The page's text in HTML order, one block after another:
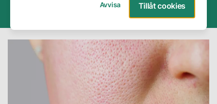
Avbokning
Företag
Avvisa Tillåt cookies
problemfria